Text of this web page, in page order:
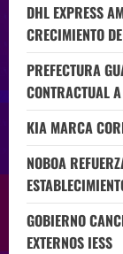
DHL EXPRESS
CRECIMIENTO
PREFECTURA
CONTRACTUAL
KIA MARCA
NOBOA
GOBIERNO
EXTERNOS IESS